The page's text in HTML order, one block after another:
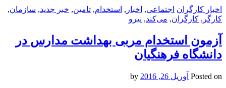
اخبار کارگران اجتماعی, اخبار , استخدام, تامین, خبر جدید, سازمان,
کارگر , کارگران, می‌کند, نیرو
آزمون استخدام مربی بهداشت مدارس در
دانشگاه فرهنگیان
Posted on آوریل 26, 2016